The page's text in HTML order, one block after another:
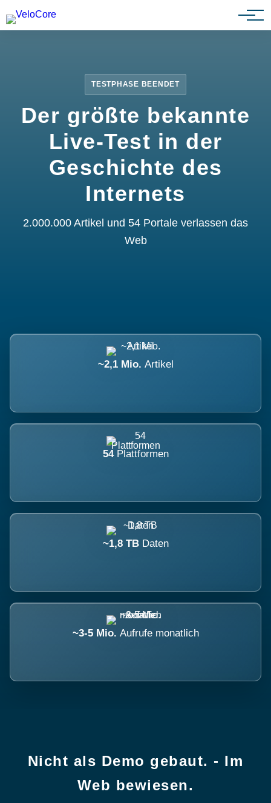
Partnerprogramm
TESTPHASE BEENDET
Der größte bekannte
Live-Test in der
Geschichte des
Internets
2.000.000 Artikel und 54 Portale verlassen das
Web
~2,1 Mio. Artikel
54 Plattformen
~1,8 TB Daten
~3-5 Mio. Aufrufe monatlich
Nicht als Demo gebaut. - Im
Web bewiesen.